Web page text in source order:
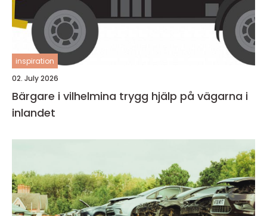
inspiration
02. July 2026
Bärgare i vilhelmina trygg hjälp på vägarna i
inlandet